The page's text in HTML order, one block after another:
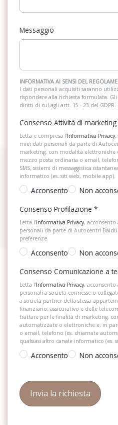
Messaggio
INFORMATIVA AI SENSI DEL
I dati personali acquisiti saranno
rispondere alla richiesta formulata. Gli
diritti di cui agli artt. 15 - 23 del GDPR.
Consenso Attività di marketing
Letta e compresa l’Informativa Privacy
miei dati personali da parte di
marketing, con modalità elettroniche
mezzo posta ordinaria o email,
SMS, sistemi di messaggistica
informatico (es. siti web, mobile app).
Acconsento
Non
Consenso Profilazione *
Letta l’Informativa Privacy,
personali da parte di Autocentri
preferenze.
Acconsento
Non
Consenso Comunicazione a
Letta l’Informativa Privacy,
personali a società connesse o
a società partner della stessa
finanziario, assicurativo e delle
trattare per le finalità di marketing,
automatizzate o elettroniche e, in
o email, telefono (es. chiamate
qualsiasi altro canale informatico (es.
Acconsento Non